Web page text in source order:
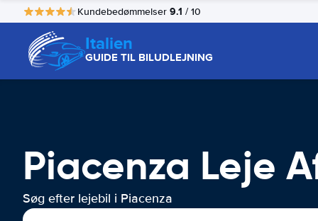
Kundebedømmelser 9.1 / 10
Italien
GUIDE TIL BILUDLEJNING
Piacenza Leje
Søg efter lejebil i Piacenza